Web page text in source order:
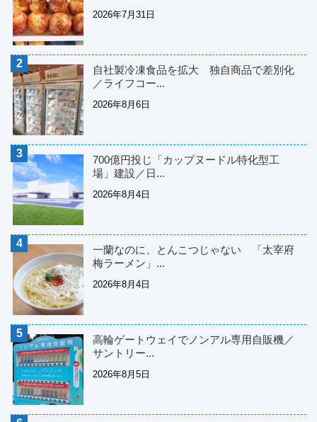
2026年7月31日
自社製冷凍食品を拡大 独自商品で差別化
／ライフコー...
2026年8月6日
700億円投じ「カップヌードル特化型工
場」建設／日...
2026年8月4日
一蘭なのに、とんこつじゃない 「太宰府
梅ラーメン」...
2026年8月4日
高輪ゲートウェイでノンアル専用自販機／
サントリー...
2026年8月5日